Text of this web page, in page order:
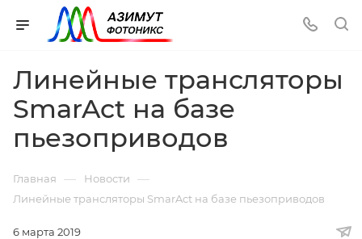
Линейные трансляторы
SmarAct на базе
пьезоприводов
Главная — Новости —
Линейные трансляторы SmarAct на базе пьезоприводов
6 марта 2019